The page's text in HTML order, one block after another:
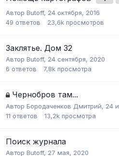
Автор Butoff, 24 октября, 2016
49 ответов 23,6k просмотров
Заклятье. Дом 32
Автор Butoff, 24 сентября, 2020
6 ответов 7,8k просмотра
Чернобров там...
Автор Бородаченков Дмитрий, 24
11 ответов 13,2k просмотра
Поиск журнала
Автор Butoff, 27 мая, 2020